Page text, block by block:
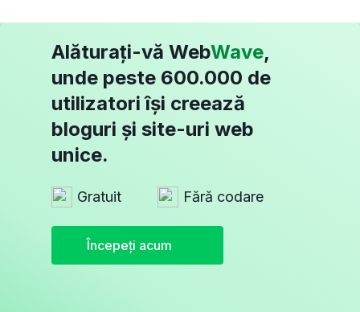
Alăturați-vă WebWave,
unde peste 600.000 de
utilizatori își creează
bloguri și site-uri web
unice.
Gratuit Fără codare
Începeți acum